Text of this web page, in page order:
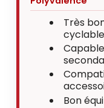
Très
cyclable
Bon